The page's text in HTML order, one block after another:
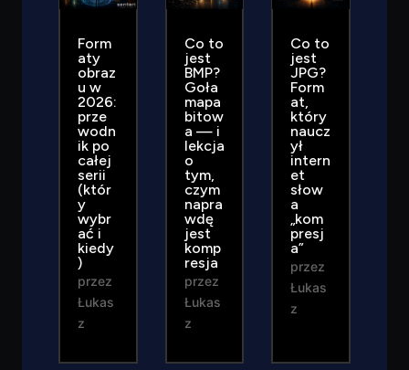
Form
aty
obraz
u w
2026:
prze
wodn
ik po
całej
serii
(któr
y
wybr
ać i
kiedy
)
przez
Łukas
z
Co to
jest
BMP?
Goła
mapa
bitow
a — i
lekcja
o
tym,
czym
napra
wdę
jest
komp
resja
przez
Łukas
z
Co to
jest
JPG?
Form
at,
który
naucz
ył
intern
et
słow
a
„kom
presj
a”
przez
Łukas
z